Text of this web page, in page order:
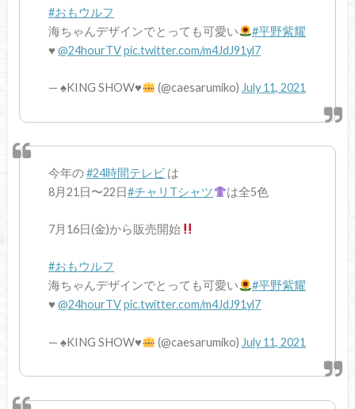
#おもウルフ
海ちゃんデザインでとっても可愛い
#平野紫耀
♥️@24hourTVpic.twitter.com/m4JdJ91yl7
—♠️KING SHOW♥️ (@caesarumiko) July 11, 2021
今年の#24時間テレビ は
8月21日〜22日#チャリTシャツ は全5色
7月16日(金)から販売開始
#おもウルフ
海ちゃんデザインでとっても可愛い
#平野紫耀
♥️@24hourTVpic.twitter.com/m4JdJ91yl7
—♠️KING SHOW♥️ (@caesarumiko) July 11, 2021